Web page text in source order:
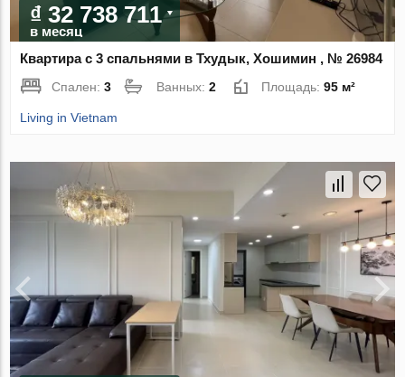
₫ 32 738 711
в месяц
Квартира с 3 спальнями в Тхудык, Хошимин , № 26984
Спален:3 Ванных:2 Площадь:95 м²
Living in Vietnam